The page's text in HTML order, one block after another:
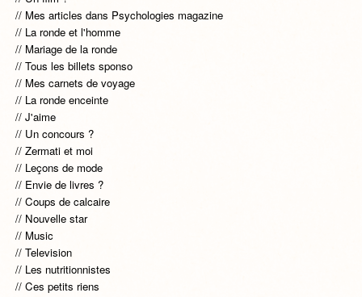
Mes articles dans Psychologies magazine
La ronde et l'homme
Mariage de la ronde
Tous les billets sponso
Mes carnets de voyage
La ronde enceinte
J'aime
Un concours ?
Zermati et moi
Leçons de mode
Envie de livres ?
Coups de calcaire
Nouvelle star
Music
Television
Les nutritionnistes
Ces petits riens